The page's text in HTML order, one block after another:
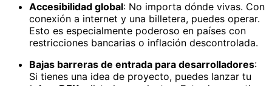
Accesibilidad global: No importa dónde vivas. Con
conexión a internet y una billetera, puedes operar.
Esto es especialmente poderoso en países con
restricciones bancarias o inflación descontrolada.
Bajas barreras de entrada para desarrolladores:
Si tienes una idea de proyecto, puedes lanzar tu